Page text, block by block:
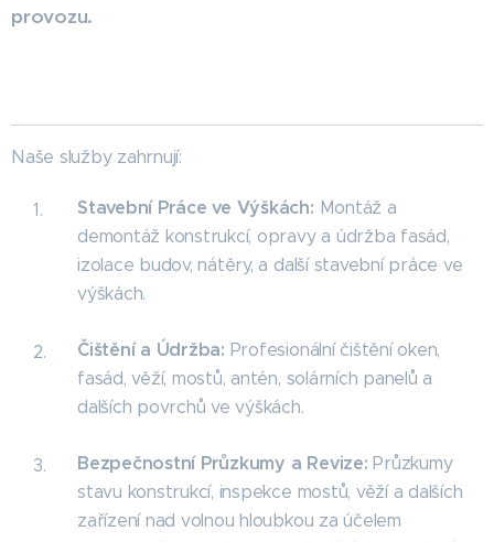
provozu.
Naše služby zahrnují:
Stavební Práce ve Výškách: Montáž a
demontáž konstrukcí, opravy a údržba fasád,
izolace budov, nátěry, a další stavební práce ve
výškách.
Čištění a Údržba: Profesionální čištění oken,
fasád, věží, mostů, antén, solárních panelů a
dalších povrchů ve výškách.
Bezpečnostní Průzkumy a Revize: Průzkumy
stavu konstrukcí, inspekce mostů, věží a dalších
zařízení nad volnou hloubkou za účelem